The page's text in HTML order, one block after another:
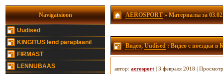
Navigatsioon
Uudised
KINGITUS lend paraplaanil
FIRMAST
LENNUBAAS
AEROSPORT» Материалы за
Видео,Uudised: Видео с поездки в
автор: aerosport | 3 февраля 2018 |